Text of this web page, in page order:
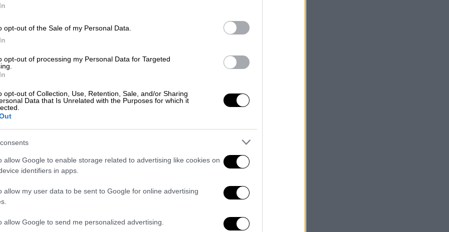
opt-out of the Sale of my Personal Data.
opt-out of processing my Personal Data for Targeted
opt-out of Collection, Use, Retention, Sale, and/or Sharing
Data that Is Unrelated with the Purposes for which it
allow Google to enable storage related to advertising like cookies on
identifiers in apps.
allow my user data to be sent to Google for online advertising
allow Google to send me personalized advertising.
των τελικών καταναλωτών στην
MWh μέσω «ιδιωτικών» PPAs
φθηνό ρεύμα στη βιομηχανία αλλά και
οι τέσσερις (4) πρώτες συμβάσεις με
καταναλωτές, με έναρξη διάθεσης
Παράλληλα, σε εξέλιξη βρίσκονται
συμβάσεων και με άλλους
μεγάλους εμπορικούς και
στις ανάγκες τους για μείωση του
των στόχων Βιώσιμης Ανάπτυξης.
για αύξηση της ανταγωνιστικότητας
διείσδυση των ΑΠΕ στο ενεργειακό
έργων ΑΠΕ μέσω διμερών